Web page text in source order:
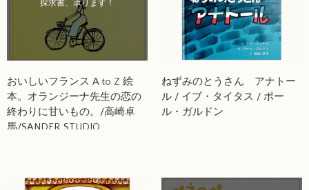
探求書、承ります！
おいしいフランス A to Z 絵
本。オランジーナ先生の恋の
終わりに甘いもの。/高崎卓
馬/SANDER STUDIO
ねずみのとうさん アナトー
ル / イブ・タイタス / ポー
ル・ガルドン